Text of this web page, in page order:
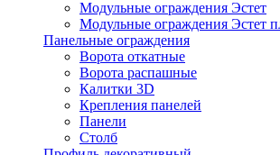
Модульные ограждения Эстет
Модульные ограждения Эстет
Панельные ограждения
Ворота откатные
Ворота распашные
Калитки 3D
Крепления панелей
Панели
Столб